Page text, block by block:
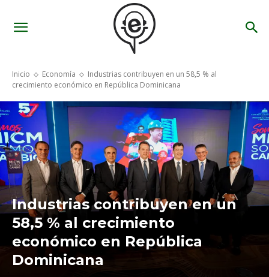
Inicio Economía
Industrias contribuyen en un 58,5 % al
crecimiento económico en República Dominicana
Industrias contribuyen en un
58,5 % al crecimiento
económico en República
Dominicana